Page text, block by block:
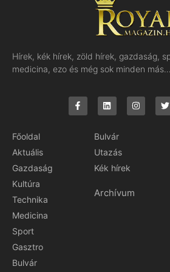
Hírek, kék hírek, zöld hírek, gazdaság,
medicina, ezo és még sok minden más…
Főoldal
Aktuális
Gazdaság
Kultúra
Technika
Medicina
Sport
Gasztro
Bulvár
Bulvár
Utazás
Kék hírek
Archívum